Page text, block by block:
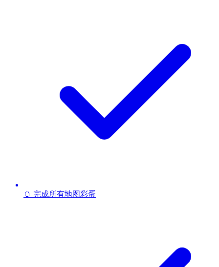
🥚 完成所有地图彩蛋